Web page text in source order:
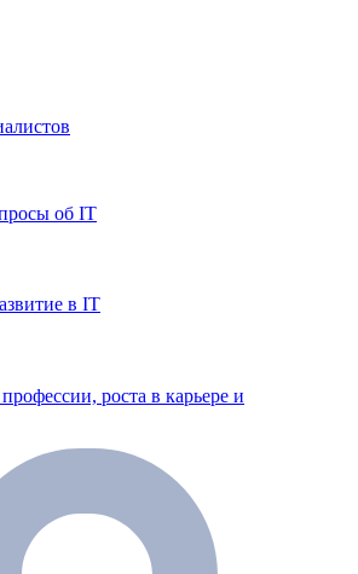
об IT
в IT
роста в карьере и